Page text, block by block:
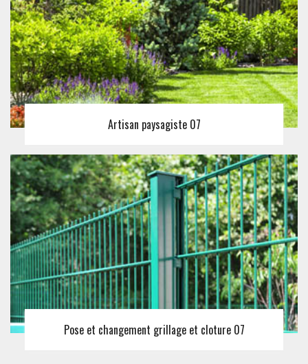
Artisan paysagiste 07
Pose et changement grillage et cloture 07